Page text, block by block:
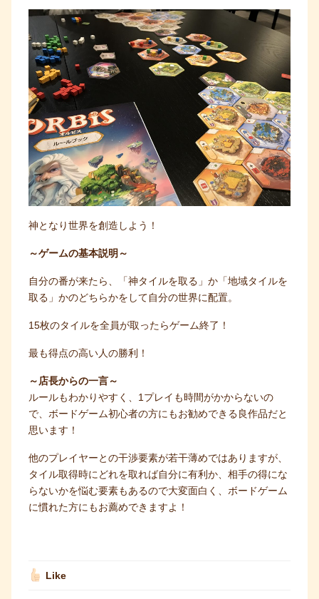
神となり世界を創造しよう！
～ゲームの基本説明～
自分の番が来たら、「神タイルを取る」か「地域タイルを
取る」かのどちらかをして自分の世界に配置。
15枚のタイルを全員が取ったらゲーム終了！
最も得点の高い人の勝利！
～店長からの一言～
ルールもわかりやすく、1プレイも時間がかからないの
で、ボードゲーム初心者の方にもお勧めできる良作品だと
思います！
他のプレイヤーとの干渉要素が若干薄めではありますが、
タイル取得時にどれを取れば自分に有利か、相手の得にな
らないかを悩む要素もあるので大変面白く、ボードゲーム
に慣れた方にもお薦めできますよ！
Like